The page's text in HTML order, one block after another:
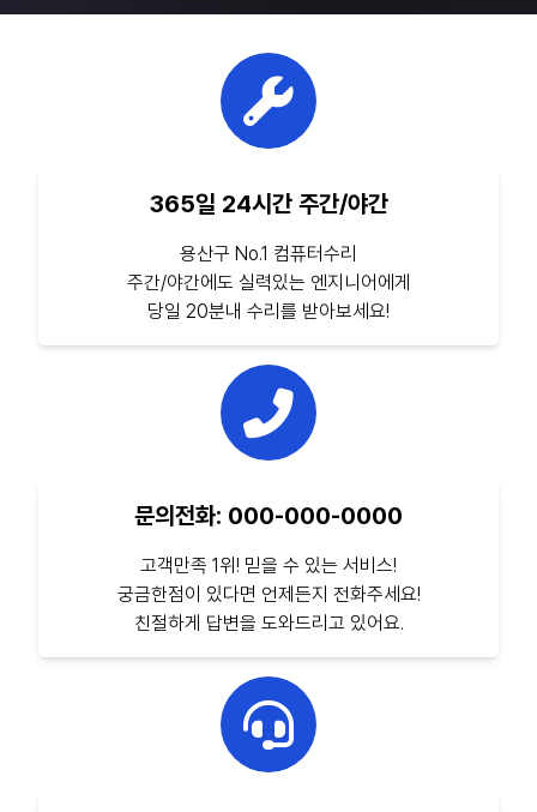
365일 24시간 주간/야간
용산구 No.1 컴퓨터수리
주간/야간에도 실력있는 엔지니어에게
당일 20분내 수리를 받아보세요!
문의전화: 000-000-0000
고객만족 1위! 믿을 수 있는 서비스!
궁금한점이 있다면 언제든지 전화주세요!
친절하게 답변을 도와드리고 있어요.